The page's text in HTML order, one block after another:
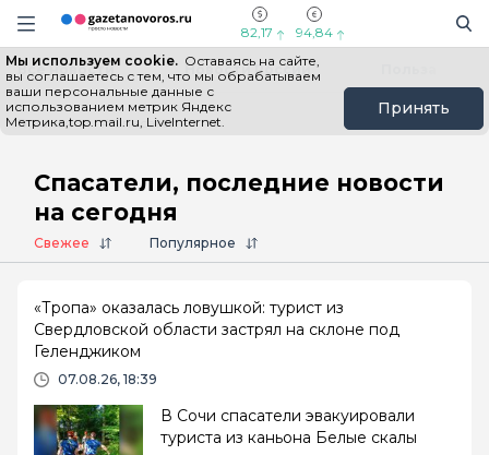
Информационный портал "ГазетаНоворос.ру"
Навигация сайта
82,17 94,84
Мы используем cookie. Оставаясь на сайте,
вы соглашаетесь с тем, что мы обрабатываем
ваши персональные данные с
использованием метрик Яндекс
Метрика,top.mail.ru, LiveInternet.
Принять
Все новости Новости России
Главная # Спасатели
Спасатели, последние новости
на сегодня
Свежее Популярное
«Тропа» оказалась ловушкой: турист из
Свердловской области застрял на склоне под
Геленджиком
07.08.26, 18:39
В Сочи спасатели эвакуировали
туриста из каньона Белые скалы